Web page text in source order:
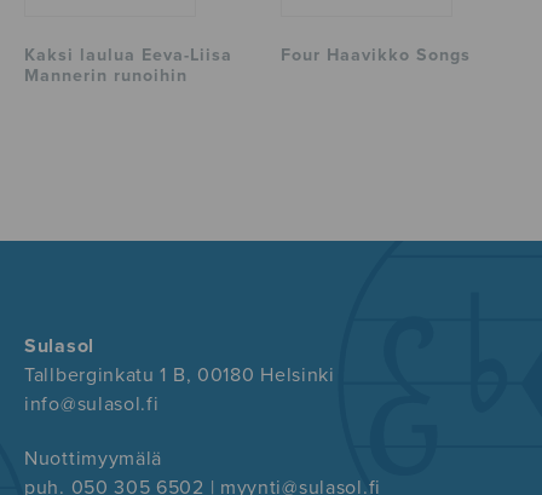
Kaksi laulua Eeva-Liisa
Mannerin runoihin
Four Haavikko Songs
Sulasol
Tallberginkatu 1 B, 00180 Helsinki
info@sulasol.fi
Nuottimyymälä
puh. 050 305 6502 | myynti@sulasol.fi